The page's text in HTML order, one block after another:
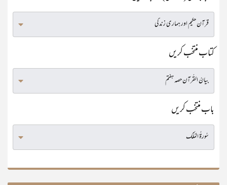
کتاب منتخب کریں
باب منتخب کریں